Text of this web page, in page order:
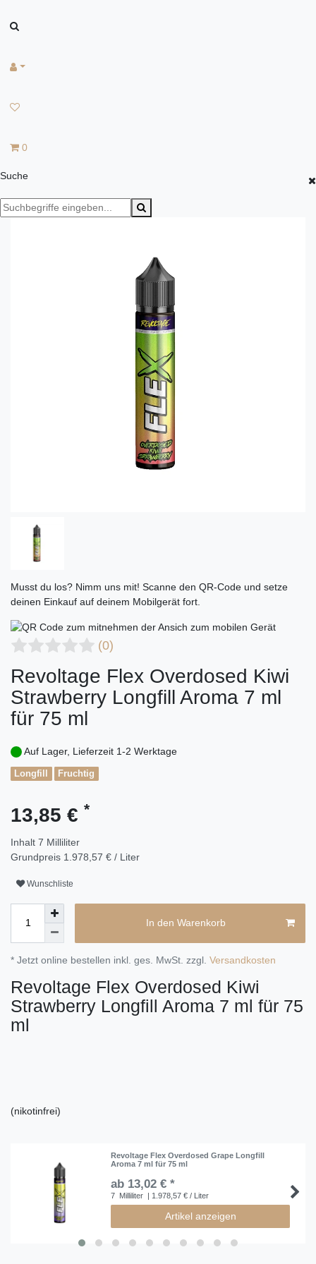
0
Suche
Musst du los? Nimm uns mit! Scanne den QR-Code und setze
deinen Einkauf auf deinem Mobilgerät fort.
(0)
Revoltage Flex Overdosed Kiwi
Strawberry Longfill Aroma 7 ml
für 75 ml
Auf Lager, Lieferzeit 1-2 Werktage
Longfill Fruchtig
13,85 € *
Inhalt 7 Milliliter
Grundpreis 1.978,57 € / Liter
Wunschliste
In den Warenkorb
* Jetzt online bestellen inkl. ges. MwSt. zzgl. Versandkosten
Revoltage Flex Overdosed Kiwi
Strawberry Longfill Aroma 7 ml für 75
ml
(nikotinfrei)
Revoltage Flex Overdosed Grape Longfill
Aroma 7 ml für 75 ml
ab 13,02 € *
7 Milliliter | 1.978,57 € / Liter
Artikel anzeigen